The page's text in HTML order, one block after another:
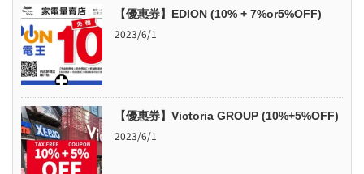
【優惠券】EDION (10% + 7%or5%OFF)
2023/6/1
【優惠券】Victoria GROUP (10%+5%OFF)
2023/6/1